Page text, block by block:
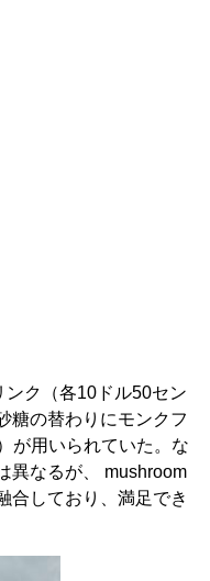
ク（各10ドル50セン
糖の替わりにモンクフ
が用いられていた。な
異なるが、 mushroom
合しており、満足でき